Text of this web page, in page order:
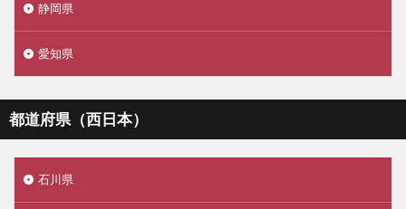
静岡県
愛知県
都道府県（西日本）
石川県